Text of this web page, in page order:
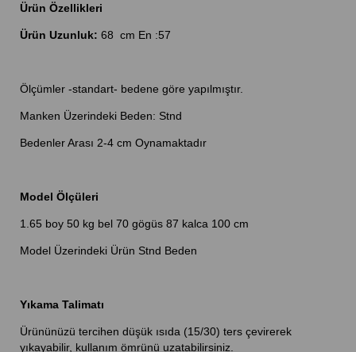
Ürün Özellikleri
Ürün Uzunluk: 68 cm En :57
Ölçümler -standart- bedene göre yapılmıştır.
Manken Üzerindeki Beden: Stnd
Bedenler Arası 2-4 cm Oynamaktadır
Model Ölçüleri
1.65 boy 50 kg bel 70 gögüs 87 kalca 100 cm
Model Üzerindeki Ürün Stnd Beden
Yıkama Talimatı
Ürününüzü tercihen düşük ısıda (15/30) ters çevirerek
yıkayabilir, kullanım ömrünü uzatabilirsiniz.